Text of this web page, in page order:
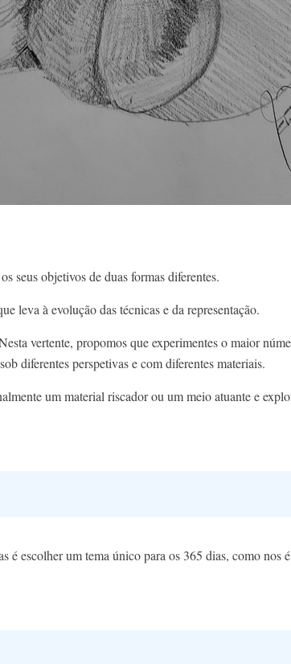
seus objetivos de duas formas diferentes.
leva à evolução das técnicas e da representação.
vertente, propomos que experimentes o maior
diferentes perspetivas e com diferentes materiais.
um material riscador ou um meio atuante e
é escolher um tema único para os 365 dias, como nos